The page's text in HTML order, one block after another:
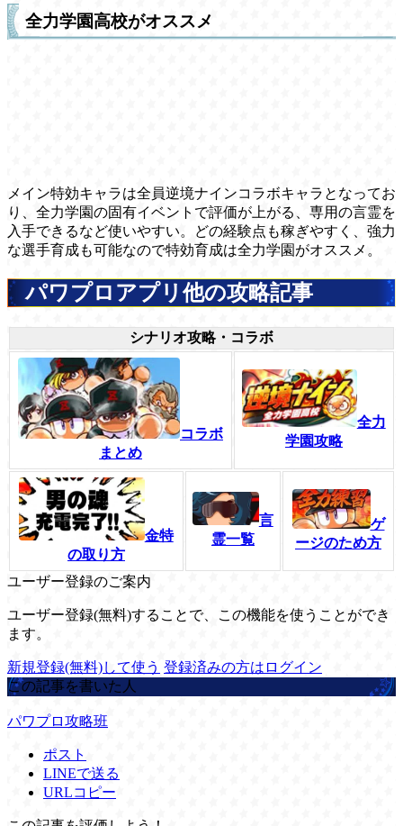
全力学園高校がオススメ
メイン特効キャラは全員逆境ナインコラボキャラとなってお
り、全力学園の固有イベントで評価が上がる、専用の言霊を
入手できるなど使いやすい。どの経験点も稼ぎやすく、強力
な選手育成も可能なので特効育成は全力学園がオススメ。
パワプロアプリ他の攻略記事
シナリオ攻略・コラボ
コラボ
まとめ
全力
学園攻略
金特
の取り方
言
霊一覧
ゲ
ージのため方
ユーザー登録のご案内
ユーザー登録(無料)することで、この機能を使うことができ
ます。
新規登録(無料)して使う 登録済みの方はログイン
この記事を書いた人
パワプロ攻略班
ポスト
LINEで送る
URLコピー